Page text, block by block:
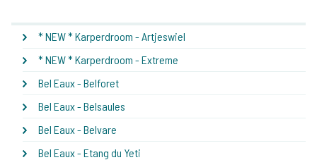
* NEW * Karperdroom - Artjeswiel
* NEW * Karperdroom - Extreme
Bel Eaux - Belforet
Bel Eaux - Belsaules
Bel Eaux - Belvare
Bel Eaux - Etang du Yeti